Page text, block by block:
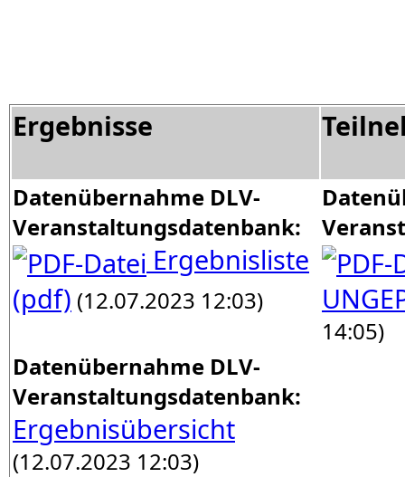
Ergebnisse
Datenübernahme DLV-
Veranstaltungsdatenbank:
Ergebnisliste
(pdf) (12.07.2023 12:03)
Datenübernahme DLV-
Veranstaltungsdatenbank:
Ergebnisübersicht
(12.07.2023 12:03)
14:05)